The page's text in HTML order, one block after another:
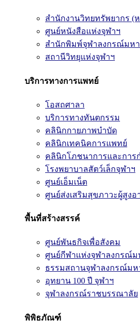
สำนักงานวิทยทรัพยากร (
ศูนย์หนังสือแห่งจุฬาฯ
สำนักพิมพ์จุฬาลงกรณ์มหา
สถานีวิทยุแห่งจุฬาฯ
บริการทางการแพทย์
โอสถศาลา
บริการทางทันตกรรม
คลินิกกายภาพบำบัด
คลินิกเทคนิคการแพทย์
คลินิกโภชนาการและการ
โรงพยาบาลสัตว์เล็กจุฬาฯ
ศูนย์เอ็มเน็ต
ศูนย์ส่งเสริมสุขภาวะผู้สูงอ
พื้นที่สร้างสรรค์
ศูนย์พันธกิจเพื่อสังคม
ศูนย์กีฬาแห่งจุฬาลงกรณ์ม
ธรรมสถานจุฬาลงกรณ์มห
อุทยาน 100 ปี จุฬาฯ
จุฬาลงกรณ์ราชบรรณาลัย
พิพิธภัณฑ์